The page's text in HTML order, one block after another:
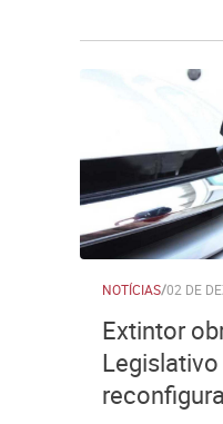
NOTÍCIAS/02 DE
Extintor